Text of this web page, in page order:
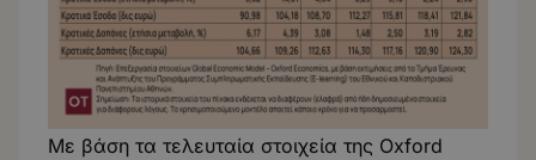
Με βάση τα τελευταία στοιχεία της Oxford